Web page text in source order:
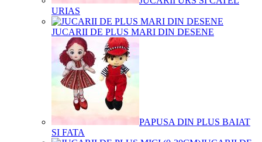
URIAS
JUCARII DE PLUS MARI DIN DESENE
PAPUSA DIN PLUS BAIAT
SI FATA